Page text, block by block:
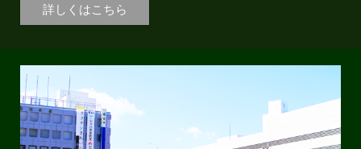
詳しくはこちら